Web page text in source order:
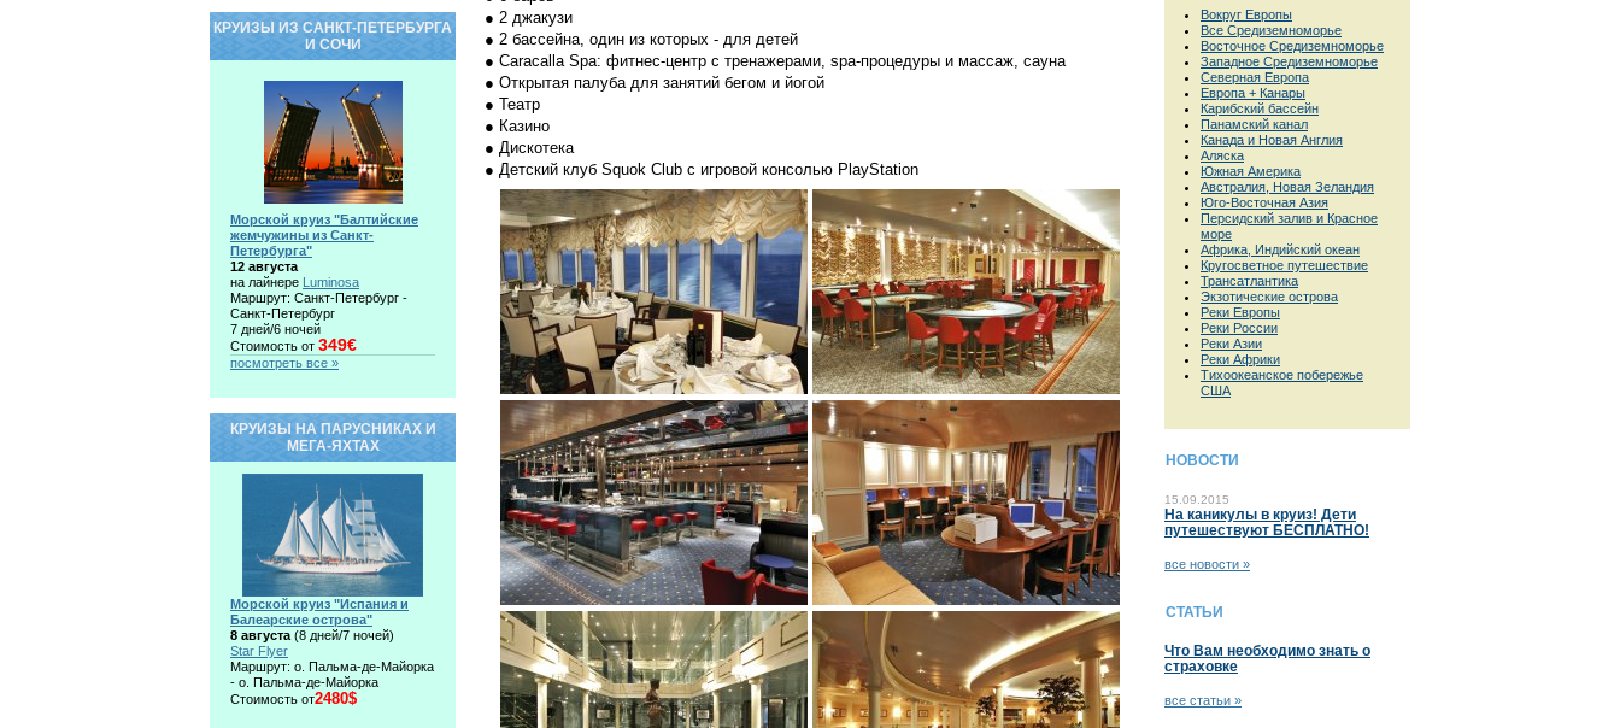
● 2 джакузи
● 2 бассейна, один из которых - для детей
● Caracalla Spa: фитнес-центр с тренажерами, spa-процедуры и массаж, сауна
● Открытая палуба для занятий бегом и йогой
● Театр
● Казино
● Дискотека
● Детский клуб Squok Club с игровой консолью PlayStation
КРУИЗЫ ИЗ САНКТ-ПЕТЕРБУРГА
И СОЧИ
Морской круиз "Балтийские
жемчужины из Санкт-
Петербурга"
12 августа
на лайнере Luminosa
Маршрут: Санкт-Петербург -
Санкт-Петербург
7 дней/6 ночей
Стоимость от 349€
посмотреть все »
КРУИЗЫ НА ПАРУСНИКАХ И
МЕГА-ЯХТАХ
Морской круиз "Испания и
Балеарские острова"
8 августа (8 дней/7 ночей)
Star Flyer
Маршрут: о. Пальма-де-Майорка
- о. Пальма-де-Майорка
Стоимость от2480$
Вокруг Европы
Все Средиземноморье
Восточное Средиземноморье
Западное Средиземноморье
Северная Европа
Европа + Канары
Карибский бассейн
Панамский канал
Канада и Новая Англия
Аляска
Южная Америка
Австралия, Новая Зеландия
Юго-Восточная Азия
Персидский залив и Красное
море
Африка, Индийский океан
Кругосветное путешествие
Трансатлантика
Экзотические острова
Реки Европы
Реки России
Реки Азии
Реки Африки
Тихоокеанское побережье
США
НОВОСТИ
15.09.2015
На каникулы в круиз! Дети
путешествуют БЕСПЛАТНО!
все новости »
СТАТЬИ
Что Вам необходимо знать о
страховке
все статьи »